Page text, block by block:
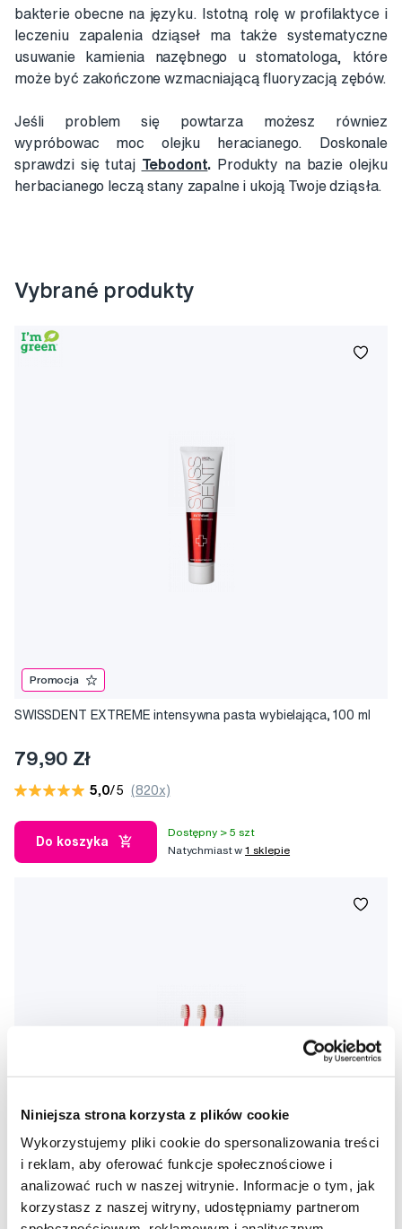
Niniejsza strona korzysta z plików cookie
Wykorzystujemy pliki cookie do spersonalizowania treści
i reklam, aby oferować funkcje społecznościowe i
analizować ruch w naszej witrynie. Informacje o tym, jak
korzystasz z naszej witryny, udostępniamy partnerom
bakterie obecne na języku. Istotną rolę w profilaktyce i
leczeniu zapalenia dziąseł ma także systematyczne
usuwanie kamienia nazębnego u stomatologa, które
może być zakończone wzmacniającą fluoryzacją zębów.
Jeśli problem się powtarza możesz równiez
wypróbowac moc olejku heracianego. Doskonale
sprawdzi się tutaj Tebodont. Produkty na bazie olejku
herbacianego leczą stany zapalne i ukoją Twoje dziąsła.
Vybrané produkty
Promocja
SWISSDENT EXTREME intensywna pasta wybielająca, 100 ml
79,90 Zł
5,0/5 (820x)
Do koszyka
Dostępny > 5 szt
Natychmiast w1 sklepie